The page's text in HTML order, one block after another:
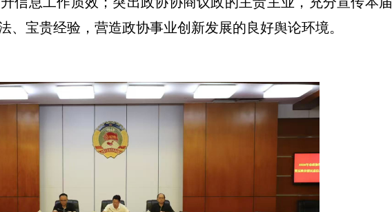
、宝贵经验，营造政协事业创新发展的良好舆论环境。